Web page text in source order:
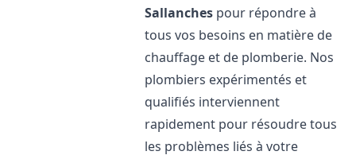
Sallanches pour répondre à
tous vos besoins en matière de
chauffage et de plomberie. Nos
plombiers expérimentés et
qualifiés interviennent
rapidement pour résoudre tous
les problèmes liés à votre